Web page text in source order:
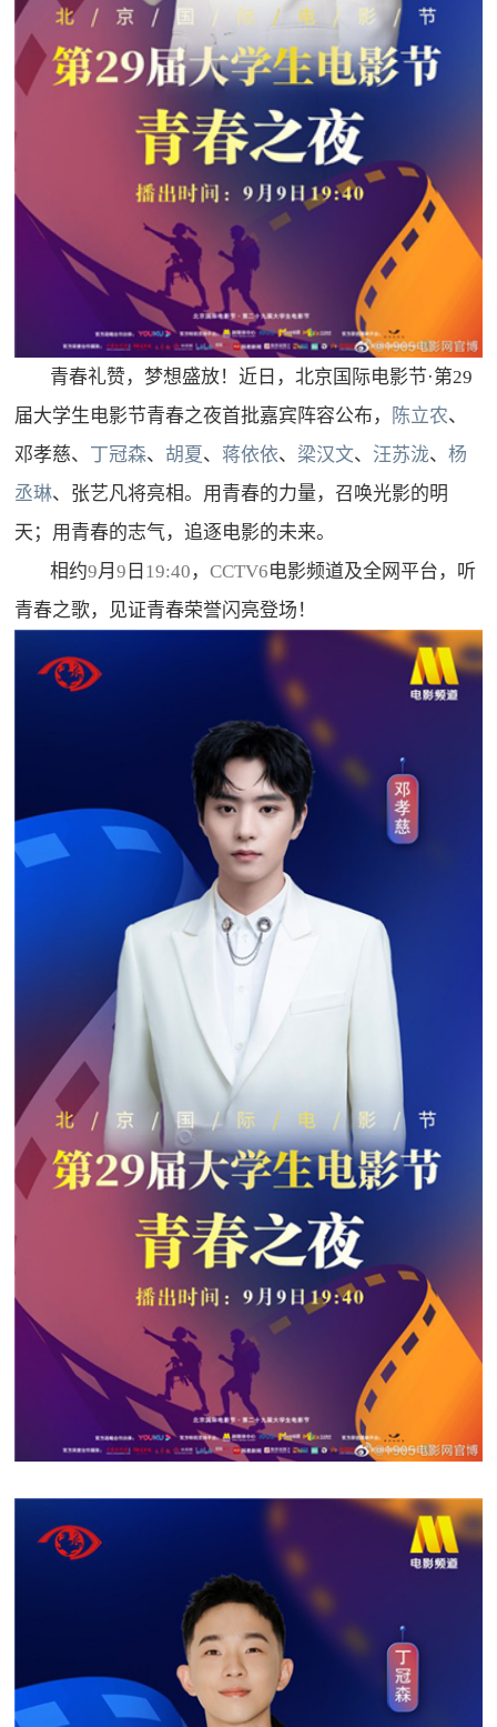
青春礼赞，梦想盛放！近日，北京国际电影节·第29
届大学生电影节青春之夜首批嘉宾阵容公布，
陈立农、
邓孝慈、 丁冠森、 胡夏 、蒋依依、 梁汉文、 汪苏泷、杨
丞琳、张艺凡将亮相。用青春的力量，召唤光影的明
天；用青春的志气，追逐电影的未来。
相约9月9 日 19:40 ，CCTV6电影频道及全网平台，听
青春之歌，见证青春荣誉闪亮登场！